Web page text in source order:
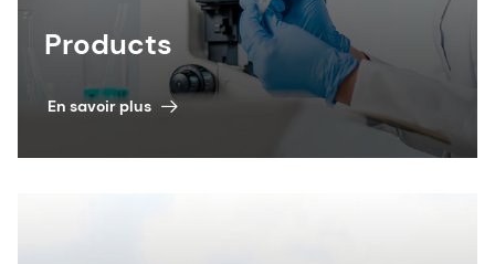
Products
En savoir plus